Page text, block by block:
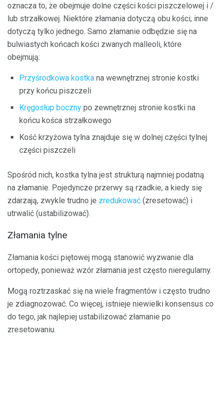
oznacza to, że obejmuje dolne części kości piszczelowej i /
lub strzałkowej. Niektóre złamania dotyczą obu kości; inne
dotyczą tylko jednego. Samo złamanie odbędzie się na
bulwiastych końcach kości zwanych malleoli, które
obejmują:
Przyśrodkowa kostka na wewnętrznej stronie kostki
przy końcu piszczeli
Kręgosłup boczny po zewnętrznej stronie kostki na
końcu kośca strzałkowego
Kość krzyżowa tylna znajduje się w dolnej części tylnej
części piszczeli
Spośród nich, kostka tylna jest strukturą najmniej podatną
na złamanie. Pojedyncze przerwy są rzadkie, a kiedy się
zdarzają, zwykle trudno je zredukować (zresetować) i
utrwalić (ustabilizować).
Złamania tylne
Złamania kości piętowej mogą stanowić wyzwanie dla
ortopedy, ponieważ wzór złamania jest często nieregularny.
Mogą roztrzaskać się na wiele fragmentów i często trudno
je zdiagnozować. Co więcej, istnieje niewielki konsensus co
do tego, jak najlepiej ustabilizować złamanie po
zresetowaniu.